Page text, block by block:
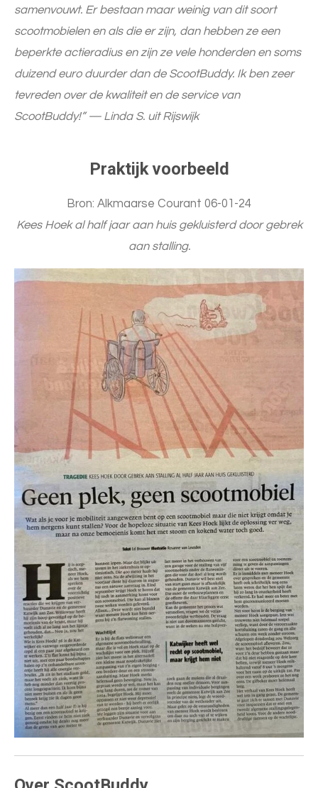
samenvouwt. Er bestaan maar weinig van dit soort
scootmobielen en als die er zijn, dan hebben ze een
beperkte actieradius en zijn ze vele honderden en soms
duizend euro duurder dan de ScootBuddy. Ik ben zeer
tevreden over de kwaliteit en de service van
ScootBuddy!” — Linda S. uit Rijswijk
Praktijk voorbeeld
Bron: Alkmaarse Courant 06-01-24
Kees Hoek al half jaar aan huis gekluisterd door gebrek
aan stalling.